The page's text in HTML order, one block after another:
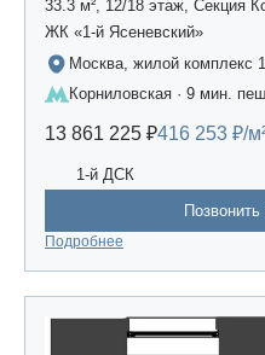
33.3 м², 12/18 этаж, Секция
ЖК «1-й Ясеневский»
Москва, жилой комплекс
Корниловская · 9 мин.
13 861 225 ₽416 253 ₽/
1-й ДСК
Подробнее